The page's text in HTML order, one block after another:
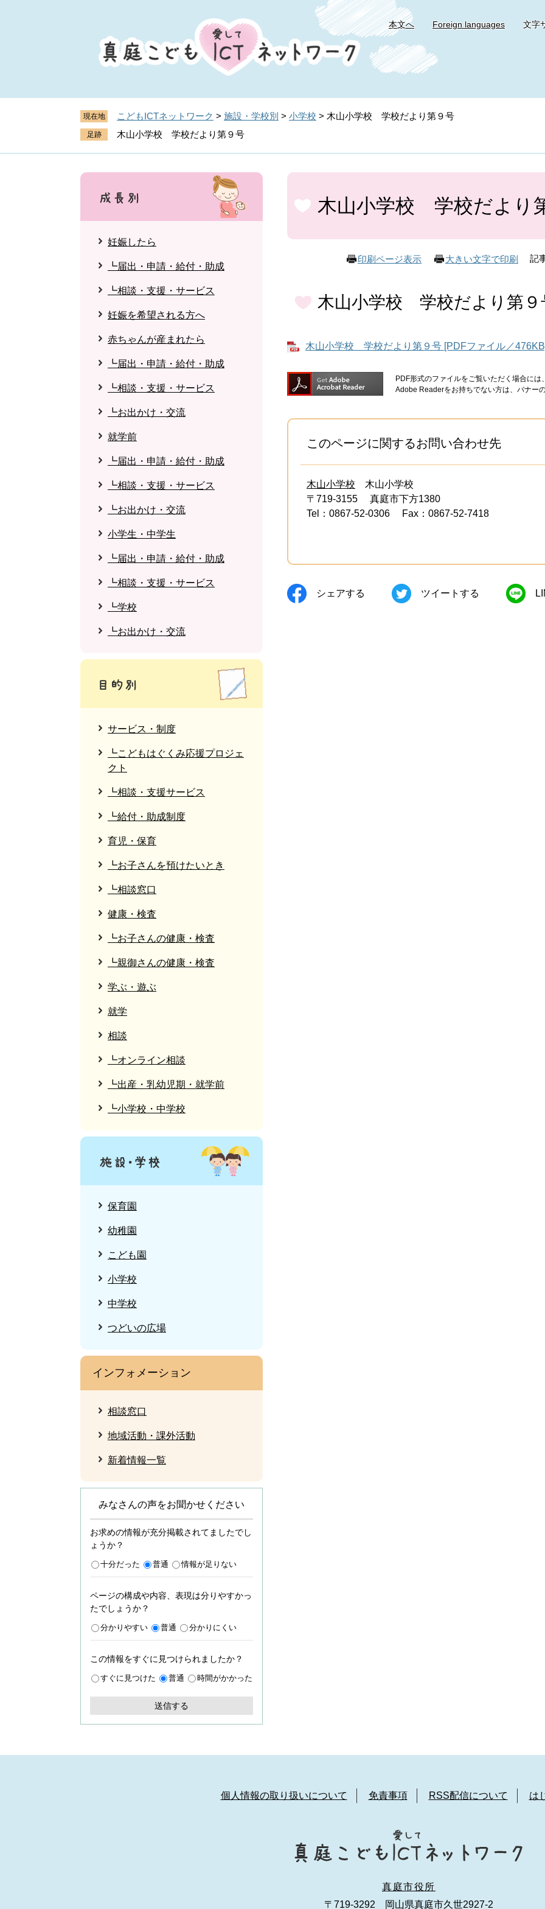
文
本文へ Foreign languages 文字
現在地 こどもICTネットワーク > 施設・学校別 > 小学校 > 木山小学校 学校だより第９号
木山小学校 学校だより第９号
本
木山小学校 学校だより
印刷ページ表示 大きい文字で印刷 記
木山小学校 学校だより第９
木山小学校 学校だより第９号 [PDFファイル／
PDF形式のファイルをご覧いただく場合に
Adobe Readerをお持ちでない方は、バナー
このページに関するお問い合わせ先
木山小学校
木山小学校
〒719-3155
真庭市下方1380
Tel：0867-52-0306
Fax：0867-52-7418
シェアする ツイートする
妊娠したら
┗届出・申請・給付・助成
┗相談・支援・サービス
妊娠を希望される方へ
赤ちゃんが産まれたら
┗届出・申請・給付・助成
┗相談・支援・サービス
┗お出かけ・交流
就学前
┗届出・申請・給付・助成
┗相談・支援・サービス
┗お出かけ・交流
小学生・中学生
┗届出・申請・給付・助成
┗相談・支援・サービス
┗学校
┗お出かけ・交流
サービス・制度
┗こどもはぐくみ応援プロジェ
クト
┗相談・支援サービス
┗給付・助成制度
育児・保育
┗お子さんを預けたいとき
┗相談窓口
健康・検査
┗お子さんの健康・検査
┗親御さんの健康・検査
学ぶ・遊ぶ
就学
相談
┗オンライン相談
┗出産・乳幼児期・就学前
┗小学校・中学校
保育園
幼稚園
こども園
小学校
中学校
つどいの広場
インフォメーション
相談窓口
地域活動・課外活動
新着情報一覧
みなさんの声をお聞かせください
お求めの情報が充分掲載されてましたでし
ょうか？
十分だった 普通 情報が足りない
ページの構成や内容、表現は分りやすかっ
たでしょうか？
分かりやすい 普通 分かりにくい
この情報をすぐに見つけられましたか？
すぐに見つけた 普通 時間がかかった
個人情報の取り扱いについて 免責事項 RSS配信について は
真庭市役所
〒719-3292 岡山県真庭市久世2927-2